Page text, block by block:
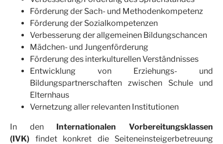
Förderung der Sach- und Methodenkompetenz
Förderung der Sozialkompetenzen
Verbesserung der allgemeinen Bildungschancen
Mädchen- und Jungenförderung
Förderung des interkulturellen Verständnisses
Entwicklung von Erziehungs- und
Bildungspartnerschaften zwischen Schule und
Elternhaus
Vernetzung aller relevanten Institutionen
In den Internationalen Vorbereitungsklassen
(IVK) findet konkret die Seiteneinsteigerbetreuung